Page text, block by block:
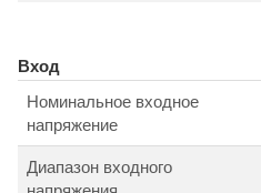
Вход
Номинальное входное
напряжение
Диапазон входного